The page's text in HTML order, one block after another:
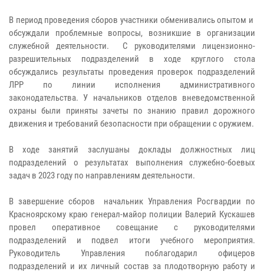
В период проведения сборов участники обменивались опытом и
обсуждали проблемные вопросы, возникшие в организации
служебной деятельности. С руководителями лицензионно-
разрешительных подразделений в ходе круглого стола
обсуждались результаты проведения проверок подразделений
ЛРР по линии исполнения административного
законодательства. У начальников отделов вневедомственной
охраны были приняты зачеты по знанию правил дорожного
движения и требований безопасности при обращении с оружием.
В ходе занятий заслушаны доклады должностных лиц
подразделений о результатах выполнения служебно-боевых
задач в 2023 году по направлениям деятельности.
В завершение сборов начальник Управления Росгвардии по
Красноярскому краю генерал-майор полиции Валерий Кускашев
провел оперативное совещание с руководителями
подразделений и подвел итоги учебного мероприятия.
Руководитель Управления поблагодарил офицеров
подразделений и их личный состав за плодотворную работу и